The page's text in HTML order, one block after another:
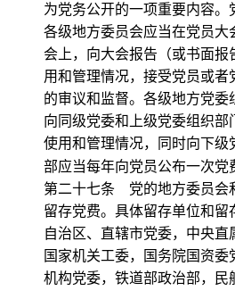
为党务公开的一项重要内容。
各级地方委员会应当在党员大
会上，向大会报告（或书面报
用和管理情况，接受党员或者
的审议和监督。各级地方党委
向同级党委和上级党委组织部
使用和管理情况，同时向下级
部应当每年向党员公布一次党
第二十七条 党的地方委员会
留存党费。具体留存单位和留
自治区、直辖市党委，中央直
国家机关工委，国务院国资委
机构党委，铁道部政治部，民